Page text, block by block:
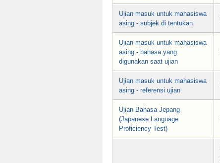
Ujian masuk untuk mahasiswa
asing - subjek di tentukan
Ujian masuk untuk mahasiswa
asing - bahasa yang
digunakan saat ujian
Ujian masuk untuk mahasiswa
asing - referensi ujian
Ujian Bahasa Jepang
(Japanese Language
Proficiency Test)